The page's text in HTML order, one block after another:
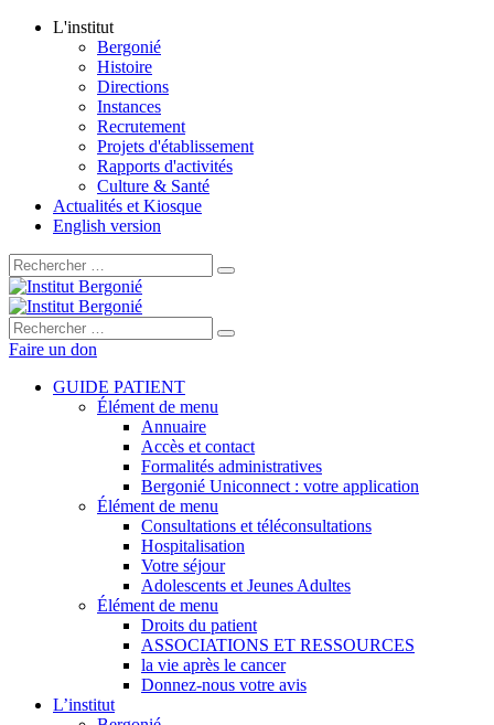
L'institut
Bergonié
Histoire
Directions
Instances
Recrutement
Projets d'établissement
Rapports d'activités
Culture & Santé
Actualités et Kiosque
English version
Rechercher :
Rechercher :
Faire un don
GUIDE PATIENT
Élément de menu
Annuaire
Accès et contact
Formalités administratives
Bergonié Uniconnect : votre application
Élément de menu
Consultations et téléconsultations
Hospitalisation
Votre séjour
Adolescents et Jeunes Adultes
Élément de menu
Droits du patient
ASSOCIATIONS ET RESSOURCES
la vie après le cancer
Donnez-nous votre avis
L’institut